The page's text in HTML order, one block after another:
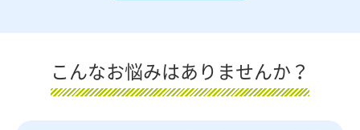
こんなお悩みはありませんか？